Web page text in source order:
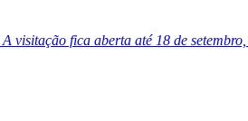
A visitação fica aberta até 18 de